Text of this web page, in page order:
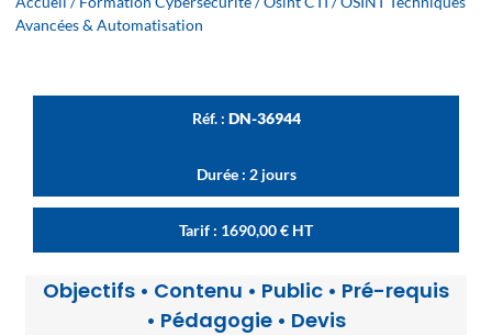
Avancées & Automatisation
Réf. : DN-36944
Durée : 2 jours
Tarif : 1690,00€ HT
Objectifs • Contenu • Public • Pré-requis
• Pédagogie • Devis